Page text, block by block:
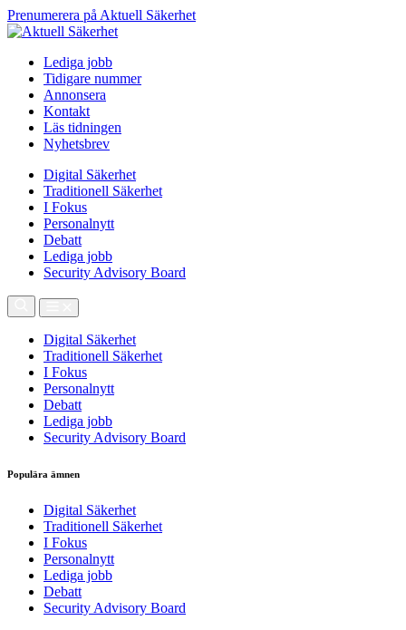
Prenumerera på Aktuell Säkerhet
Lediga jobb
Tidigare nummer
Annonsera
Kontakt
Läs tidningen
Nyhetsbrev
Digital Säkerhet
Traditionell Säkerhet
I Fokus
Personalnytt
Debatt
Lediga jobb
Security Advisory Board
Digital Säkerhet
Traditionell Säkerhet
I Fokus
Personalnytt
Debatt
Lediga jobb
Security Advisory Board
Populära ämnen
Digital Säkerhet
Traditionell Säkerhet
I Fokus
Personalnytt
Lediga jobb
Debatt
Security Advisory Board